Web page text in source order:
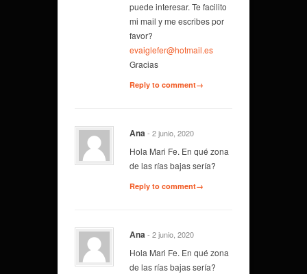
puede interesar. Te facilito
mi mail y me escribes por
favor?
evaiglefer@hotmail.es
Gracias
Reply to comment→
Ana- 2 junio, 2020
Hola Mari Fe. En qué zona
de las rías bajas sería?
Reply to comment→
Ana- 2 junio, 2020
Hola Mari Fe. En qué zona
de las rías bajas sería?